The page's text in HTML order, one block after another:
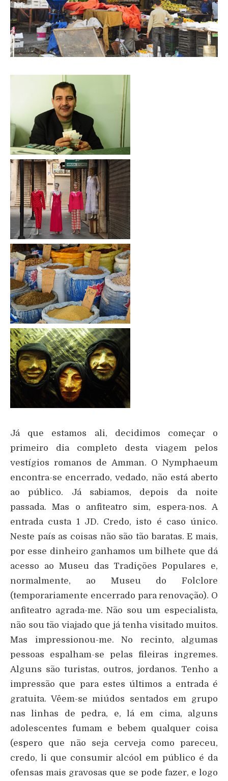
Já que estamos ali, decidimos começar o
primeiro dia completo desta viagem pelos
vestígios romanos de Amman. O Nymphaeum
encontra-se encerrado, vedado, não está aberto
ao público. Já sabiamos, depois da noite
passada. Mas o anfiteatro sim, espera-nos. A
entrada custa 1 JD. Credo, isto é caso único.
Neste país as coisas não são tão baratas. E mais,
por esse dinheiro ganhamos um bilhete que dá
acesso ao Museu das Tradições Populares e,
normalmente, ao Museu do Folclore
(temporariamente encerrado para renovação). O
anfiteatro agrada-me. Não sou um especialista,
não sou tão viajado que já tenha visitado muitos.
Mas impressionou-me. No recinto, algumas
pessoas espalham-se pelas fileiras ingremes.
Alguns são turistas, outros, jordanos. Tenho a
impressão que para estes últimos a entrada é
gratuita. Vêem-se miúdos sentados em grupo
nas linhas de pedra, e, lá em cima, alguns
adolescentes fumam e bebem qualquer coisa
(espero que não seja cerveja como pareceu,
credo, li que consumir alcóol em público é da
ofensas mais gravosas que se pode fazer, e logo